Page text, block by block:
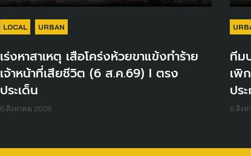
LOCAL URBAN
เร่งหาสาเหตุ เสือโคร่งห้วยขาแข้งทำร้าย
เจ้าหน้าที่เสียชีวิต (6 ส.ค.69) I ตรง
ประเด็น
6 สิงหาคม 2026
ทีม
เพิ
ปร
6 สิง